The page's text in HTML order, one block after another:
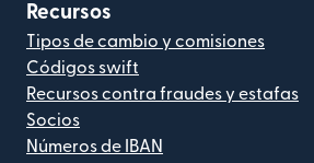
Recursos
Tipos de cambio y comisiones
Códigos swift
Recursos contra fraudes y estafas
Socios
Números de IBAN